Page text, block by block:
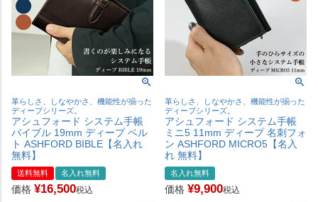
革らしさ、しなやかさ、機能性が揃った
ディープシリーズ。
アシュフォード システム手帳
バイブル 19mm ディープ ベル
ト ASHFORD BIBLE【名入れ
無料】
送料無料 名入れ無料
価格 ¥16,500税込
革らしさ、しなやかさ、機能性が揃った
ディープシリーズ。
アシュフォード システム手帳
ミニ5 11mm ディープ 名刺フォ
ン ASHFORD MICRO5【名入
れ 無料】
名入れ無料
価格 ¥9,900税込